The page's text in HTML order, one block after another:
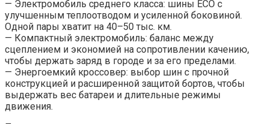
— Электромобиль среднего класса: шины ECO с
улучшенным теплоотводом и усиленной боковиной.
Одной пары хватит на 40–50 тыс. км.
— Компактный электромобиль: баланс между
сцеплением и экономией на сопротивлении качению,
чтобы держать заряд в городе и за его пределами.
— Энергоемкий кроссовер: выбор шин с прочной
конструкцией и расширенной защитой бортов, чтобы
выдержать вес батареи и длительные режимы
движения.